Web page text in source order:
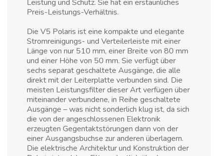
Leistung und Schutz. Sie hat ein erstaunliches
Preis-Leistungs-Verhältnis.
Die V5 Polaris ist eine kompakte und elegante
Stromreinigungs- und Verteilerleiste mit einer
Länge von nur 510 mm, einer Breite von 80 mm
und einer Höhe von 50 mm. Sie verfügt über
sechs separat geschaltete Ausgänge, die alle
direkt mit der Leiterplatte verbunden sind. Die
meisten Leistungsfilter dieser Art verfügen über
miteinander verbundene, in Reihe geschaltete
Ausgänge – was nicht sonderlich klug ist, da sich
die von der angeschlossenen Elektronik
erzeugten Gegentaktstörungen dann von der
einer Ausgangsbuchse zur anderen überlagern.
Die elektrische Architektur und Konstruktion der